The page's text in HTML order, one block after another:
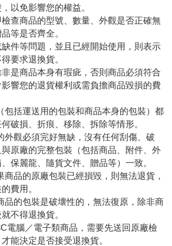
以免影響您的權益。
查商品的型號、數量、外觀是否正確無
等是否齊全。
件等問題，並且已經開始使用，則表示
要求退換貨。
是商品本身有瑕疵，否則商品必須符合
響您的退貨權利或需負擔商品毀損的費
包括運送用的包裝和商品本身的包裝）都
破損、折痕、移除、拆除等情形。
外觀必須完好無缺，沒有任何刮傷、破
原廠的完整包裝（包括商品、附件、外
保麗龍、隨貨文件、贈品等）一致。
商品的原廠包裝已經損毀，則無法退貨，
費用。
品的包裝是破壞性的，無法復原，除非商
不得退換貨。
電腦／電子類商品，需要先送回原廠檢
能決定是否接受退換貨。